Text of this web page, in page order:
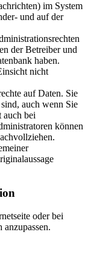
im System
und auf der
der Betreiber und
haben.
nicht
auf Daten. Sie
auch wenn Sie
auch bei
können
oder bei